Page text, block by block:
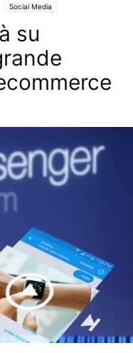
Social Media
su